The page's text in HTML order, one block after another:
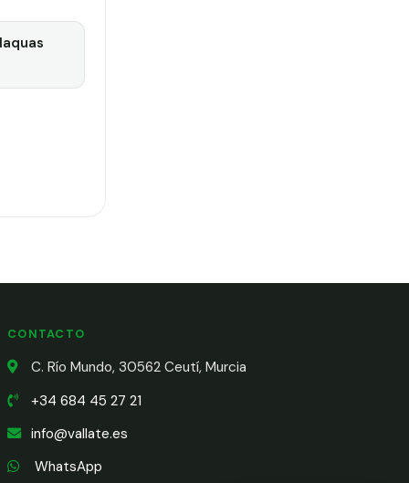
CONTACTO
C. Río Mundo, 30562 Ceutí, Murcia
+34 684 45 27 21
info@vallate.es
WhatsApp